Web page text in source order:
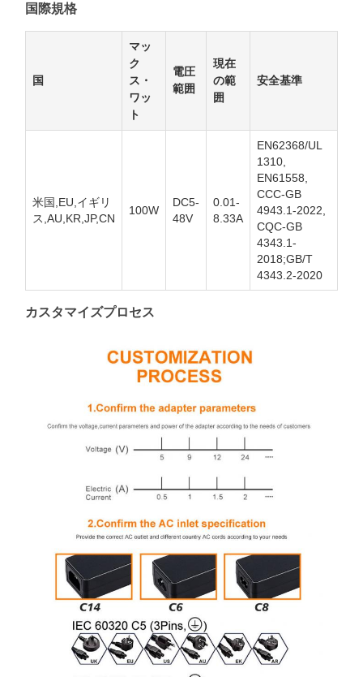
国際規格
国
マッ
ク
ス・
ワッ
ト
電圧
範囲
現在
の範
囲
安全基準
米国,EU,イギリ
ス,AU,KR,JP,CN
100W
DC5-
48V
0.01-
8.33A
EN62368/UL
1310,
EN61558,
CCC-GB
4943.1-2022,
CQC-GB
4343.1-
2018;GB/T
4343.2-2020
カスタマイズプロセス